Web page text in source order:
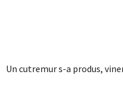
Un cutremur s-a produs,